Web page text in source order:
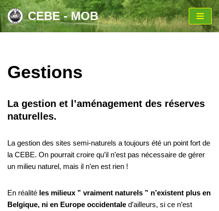
Aller
CEBE - MOB
Gestions
La gestion et l’aménagement des réserves
naturelles.
La gestion des sites semi-naturels a toujours été un point fort de
la CEBE. On pourrait croire qu’il n’est pas nécessaire de gérer
un milieu naturel, mais il n’en est rien !
En réalité les milieux ” vraiment naturels ” n’existent plus en
Belgique, ni en Europe occidentale d’ailleurs, si ce n’est